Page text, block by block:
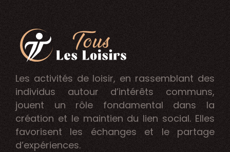
Les activités de loisir, en rassemblant des
individus autour d’intérêts communs,
jouent un rôle fondamental dans la
création et le maintien du lien social. Elles
favorisent les échanges et le partage
d’expériences.